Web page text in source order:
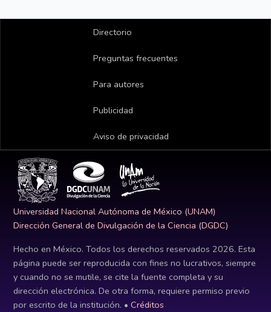
Directorio
Preguntas frecuentes
Para autores
Publicidad
Aviso de privacidad
Universidad Nacional Autónoma de México (UNAM)
Dirección General de Divulgación de la Ciencia (DGDC)
Hecho en México. Todos los derechos reservados 2026. Esta
página puede ser reproducida con fines no lucrativos, siempre
y cuando no se mutile, se cite la fuente completa y su
dirección electrónica. De otra forma, requiere permiso previo
por escrito de la institución. • Créditos